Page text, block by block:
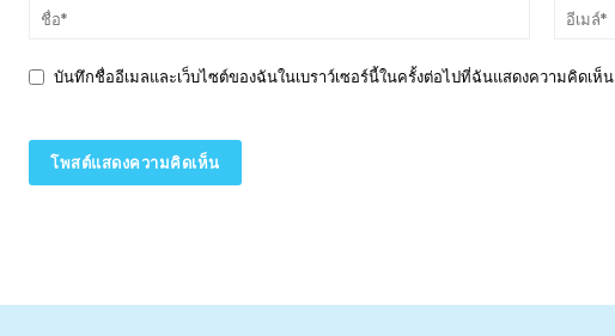
บันทึกชื่ออีเมลและเว็บไซต์ของฉันในเบราว์เซอร์นี้ในครั้งต่อไปที่ฉันแสดงความคิดเห็น